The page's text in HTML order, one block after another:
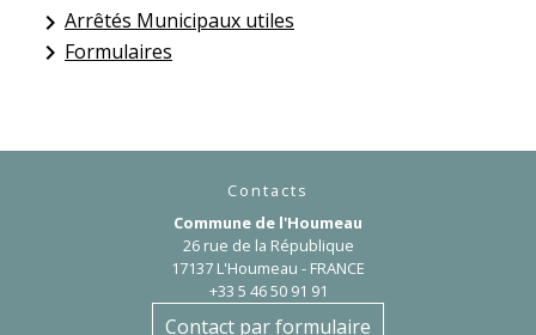
keyboard_arrow_right Arrêtés Municipaux utiles
keyboard_arrow_right Formulaires
Contacts
Commune de l'Houmeau
26 rue de la République
17137 L'Houmeau - FRANCE
+33 5 46 50 91 91
Contact par formulaire